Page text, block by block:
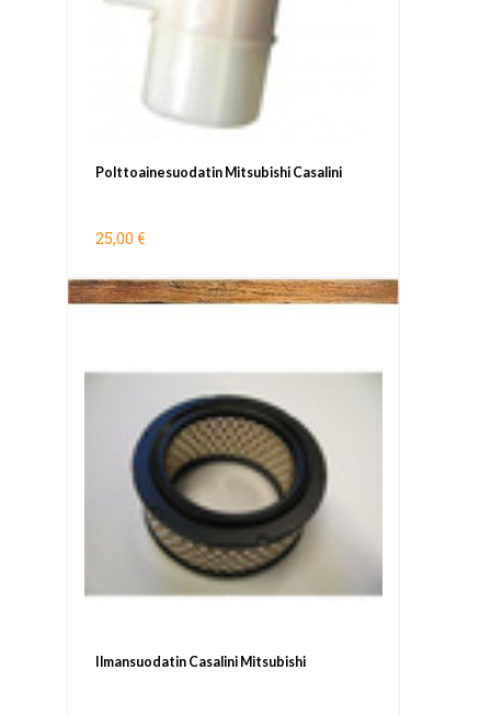
Polttoainesuodatin Mitsubishi Casalini
25,00 €
Ilmansuodatin Casalini Mitsubishi